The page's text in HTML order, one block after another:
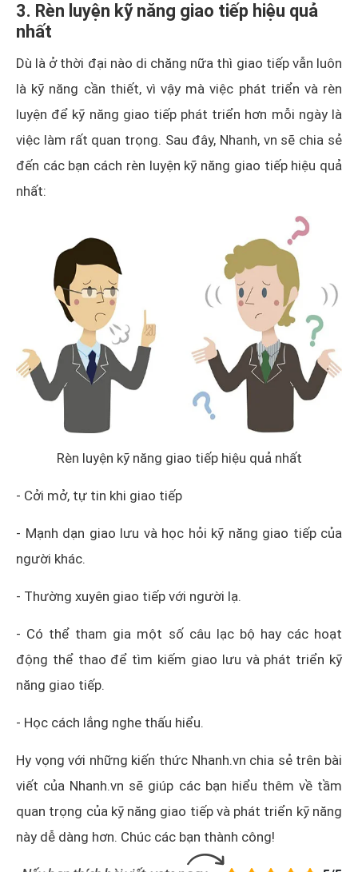
3. Rèn luyện kỹ năng giao tiếp hiệu quả
nhất
Dù là ở thời đại nào di chăng nữa thì giao tiếp vẫn luôn
là kỹ năng cần thiết, vì vậy mà việc phát triển và rèn
luyện để kỹ năng giao tiếp phát triển hơn mỗi ngày là
việc làm rất quan trọng. Sau đây, Nhanh, vn sẽ chia sẻ
đến các bạn cách rèn luyện kỹ năng giao tiếp hiệu quả
nhất:
Rèn luyện kỹ năng giao tiếp hiệu quả nhất
- Cởi mở, tự tin khi giao tiếp
- Mạnh dạn giao lưu và học hỏi kỹ năng giao tiếp của
người khác.
- Thường xuyên giao tiếp với người lạ.
- Có thể tham gia một số câu lạc bộ hay các hoạt
động thể thao để tìm kiếm giao lưu và phát triển kỹ
năng giao tiếp.
- Học cách lắng nghe thấu hiểu.
Hy vọng với những kiến thức Nhanh.vn chia sẻ trên bài
viết của Nhanh.vn sẽ giúp các bạn hiểu thêm về tầm
quan trọng của kỹ năng giao tiếp và phát triển kỹ năng
này dễ dàng hơn. Chúc các bạn thành công!